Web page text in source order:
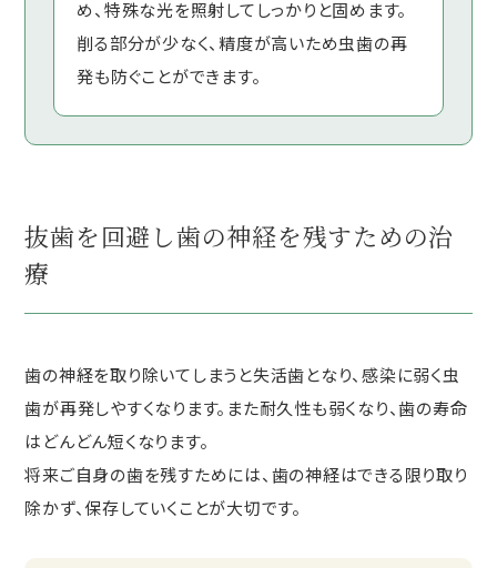
め、特殊な光を照射してしっかりと固めます。
削る部分が少なく、精度が高いため虫歯の再
発も防ぐことができます。
抜歯を回避し歯の神経を残すための治
療
歯の神経を取り除いてしまうと失活歯となり、感染に弱く虫
歯が再発しやすくなります。また耐久性も弱くなり、歯の寿命
はどんどん短くなります。
将来ご自身の歯を残すためには、歯の神経はできる限り取り
除かず、保存していくことが大切です。